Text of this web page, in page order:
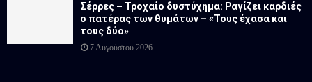
Σέρρες – Τροχαίο δυστύχημα: Ραγίζει καρδιές
ο πατέρας των θυμάτων – «Τους έχασα και
τους δύο»
7 Αυγούστου 2026